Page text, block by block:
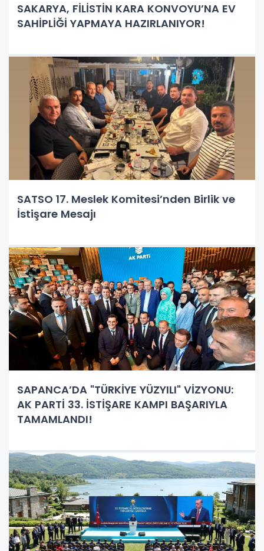
SAKARYA, FİLİSTİN KARA KONVOYU’NA EV
SAHİPLİĞİ YAPMAYA HAZIRLANIYOR!
SATSO 17. Meslek Komitesi’nden Birlik ve
İstişare Mesajı
SAPANCA’DA "TÜRKİYE YÜZYILI" VİZYONU:
AK PARTİ 33. İSTİŞARE KAMPI BAŞARIYLA
TAMAMLANDI!